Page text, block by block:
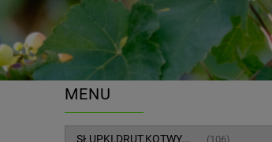
MENU
SŁUPKI,DRUT,KOTWY... (106)